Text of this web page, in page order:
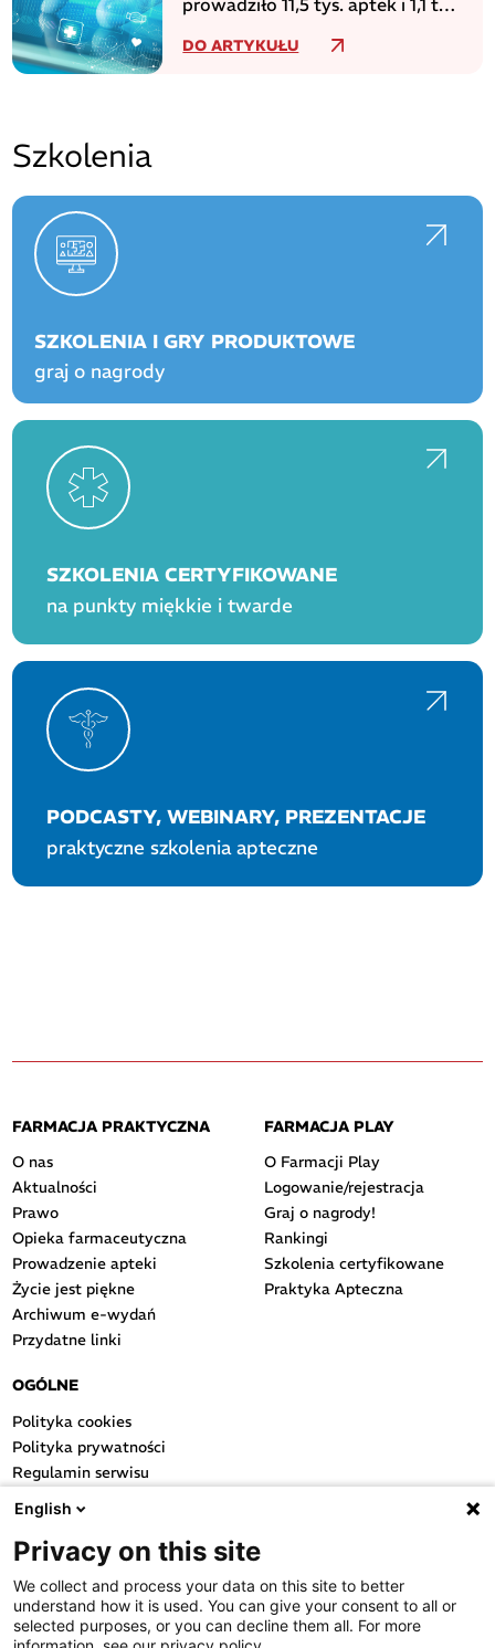
prowadziło 11,5 tys. aptek i 1,1 tys.
DO ARTYKUŁU
Szkolenia
SZKOLENIA I GRY PRODUKTOWE
graj o nagrody
SZKOLENIA CERTYFIKOWANE
na punkty miękkie i twarde
PODCASTY, WEBINARY, PREZENTACJE
praktyczne szkolenia apteczne
FARMACJA PRAKTYCZNA
O nas
Aktualności
Prawo
Opieka farmaceutyczna
Prowadzenie apteki
Życie jest piękne
Archiwum e-wydań
Przydatne linki
FARMACJA PLAY
O Farmacji Play
Logowanie/rejestracja
Graj o nagrody!
Rankingi
Szkolenia certyfikowane
Praktyka Apteczna
OGÓLNE
Polityka cookies
Polityka prywatności
Regulamin serwisu
Farmacja Play
Regulamin konkursu Lakcid
Regulamin konkursu Acard
Regulamin konkursu Biotebal
English
Privacy on this site
We collect and process your data on this site to better
understand how it is used. You can give your consent to all or
selected purposes, or you can decline them all. For more